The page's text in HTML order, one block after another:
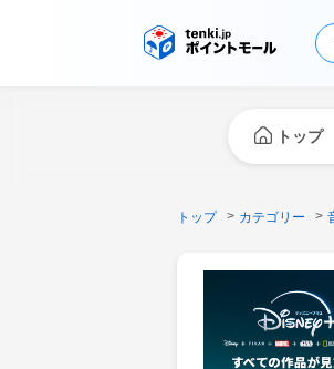
トップ
トップ カテゴリー